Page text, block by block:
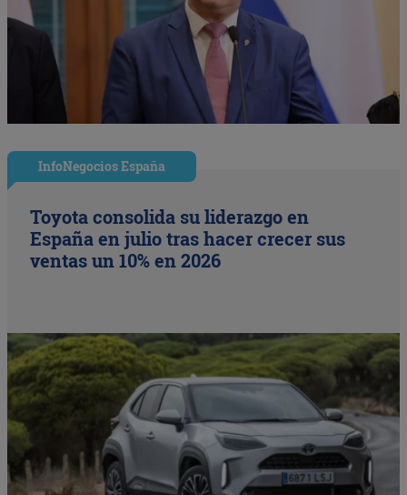
InfoNegocios España
Toyota consolida su liderazgo en
España en julio tras hacer crecer sus
ventas un 10% en 2026